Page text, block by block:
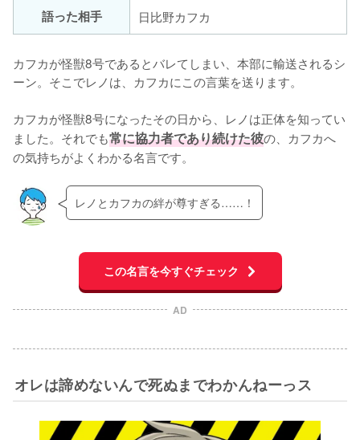
語った相手 日比野カフカ
カフカが怪獣8号であるとバレてしまい、本部に輸送されるシ
ーン。そこでレノは、カフカにこの言葉を送ります。
カフカが怪獣8号になったその日から、レノは正体を知ってい
ました。それでも常に協力者であり続けた彼の、カフカへ
の気持ちがよくわかる名言です。
レノとカフカの絆が尊すぎる……！
この名言を今すぐチェック
AD
オレは諦めないんで死ぬまでわかんねーっス